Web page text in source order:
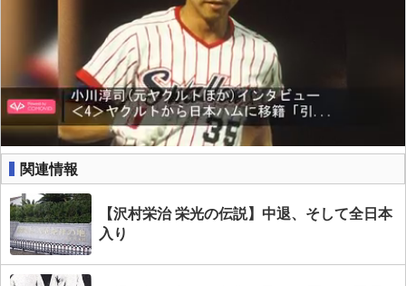
関連情報
【沢村栄治 栄光の伝説】中退、そして全日本
入り